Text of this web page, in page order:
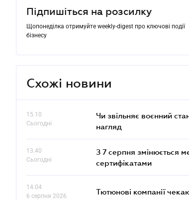
Підпишіться на розсилку
Щопонеділка отримуйте weekly-digest про ключові події
бізнесу
Схожі новини
15.10
Сьогодні
Чи звільняє воєнний
нагляд
13.40
Сьогодні
З 7 серпня змінюється
сертифікатами
14.04
6 серпня 2026
Тютюнові компанії